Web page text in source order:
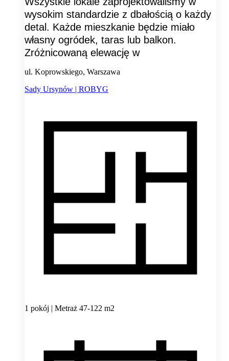
wysokim standardzie z dbałością o każdy
detal. Każde mieszkanie będzie miało
własny ogródek, taras lub balkon.
Zróżnicowaną elewację w
ul. Koprowskiego, Warszawa
Sady Ursynów | ROBYG
1 pokój | Metraż 47-122 m2